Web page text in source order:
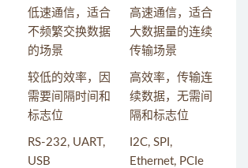
低速通信，适合
不频繁交换数据
的场景
高速通信，适合
大数据量的连续
传输场景
较低的效率，因
需要间隔时间和
标志位
高效率，传输连
续数据，无需间
隔和标志位
RS-232, UART,
USB
I2C, SPI,
Ethernet, PCIe